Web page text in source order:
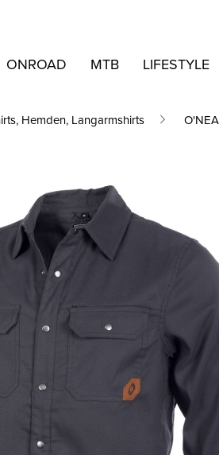
ONROAD MTB LIFESTYLE
Hemden, Langarmshirts